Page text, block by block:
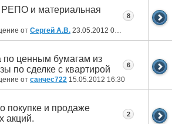
и материальная
от Сергей А.В. 23.05.2012 08:44
8
по ценным бумагам из
по сделке с квартирой
от санчес722 15.05.2012 16:30
6
покупке и продаже
акций.
2